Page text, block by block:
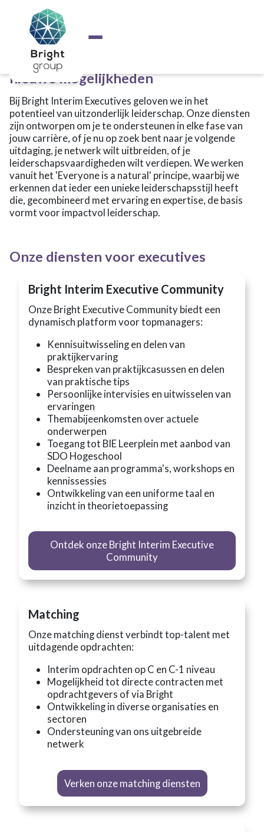
Over Bright
Actueel
Voor jou
Voor de professional
Voor executives
Matching
School
Kalender
Overige diensten
Bright Educatie
Heb ik goed gekozen?
Help, ik lig eruit!
Talent detective
Talentontwikkeling als basisvaardigheid
De Community School
Talentontwikkeling als basisvaardigheid
Contact
Voor executives
Versterk jouw leiderschap en ontdek
nieuwe mogelijkheden
Bij Bright Interim Executives geloven we in het
potentieel van uitzonderlijk leiderschap. Onze diensten
zijn ontworpen om je te ondersteunen in elke fase van
jouw carrière, of je nu op zoek bent naar je volgende
uitdaging, je netwerk wilt uitbreiden, of je
leiderschapsvaardigheden wilt verdiepen. We werken
vanuit het 'Everyone is a natural' principe, waarbij we
erkennen dat ieder een unieke leiderschapsstijl heeft
die, gecombineerd met ervaring en expertise, de basis
vormt voor impactvol leiderschap.
Onze diensten voor executives
Bright Interim Executive Community
Onze Bright Executive Community biedt een
dynamisch platform voor topmanagers:
Kennisuitwisseling en delen van
praktijkervaring
Bespreken van praktijkcasussen en delen
van praktische tips
Persoonlijke intervisies en uitwisselen van
ervaringen
Themabijeenkomsten over actuele
onderwerpen
Toegang tot BIE Leerplein met aanbod van
SDO Hogeschool
Deelname aan programma's, workshops en
kennissessies
Ontwikkeling van een uniforme taal en
inzicht in theorietoepassing
Ontdek onze Bright Interim Executive
Community
Matching
Onze matching dienst verbindt top-talent met
uitdagende opdrachten:
Interim opdrachten op C en C-1 niveau
Mogelijkheid tot directe contracten met
opdrachtgevers of via Bright
Ontwikkeling in diverse organisaties en
sectoren
Ondersteuning van ons uitgebreide
netwerk
Verken onze matching diensten